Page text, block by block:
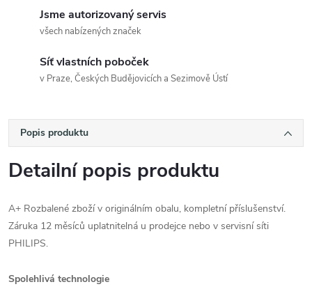
Jsme autorizovaný servis
všech nabízených značek
Síť vlastních poboček
v Praze, Českých Budějovicích a Sezimově Ústí
Popis produktu
Detailní popis produktu
A+ Rozbalené zboží v originálním obalu, kompletní příslušenství.
Záruka 12 měsíců uplatnitelná u prodejce nebo v servisní síti
PHILIPS.
Spolehlivá technologie